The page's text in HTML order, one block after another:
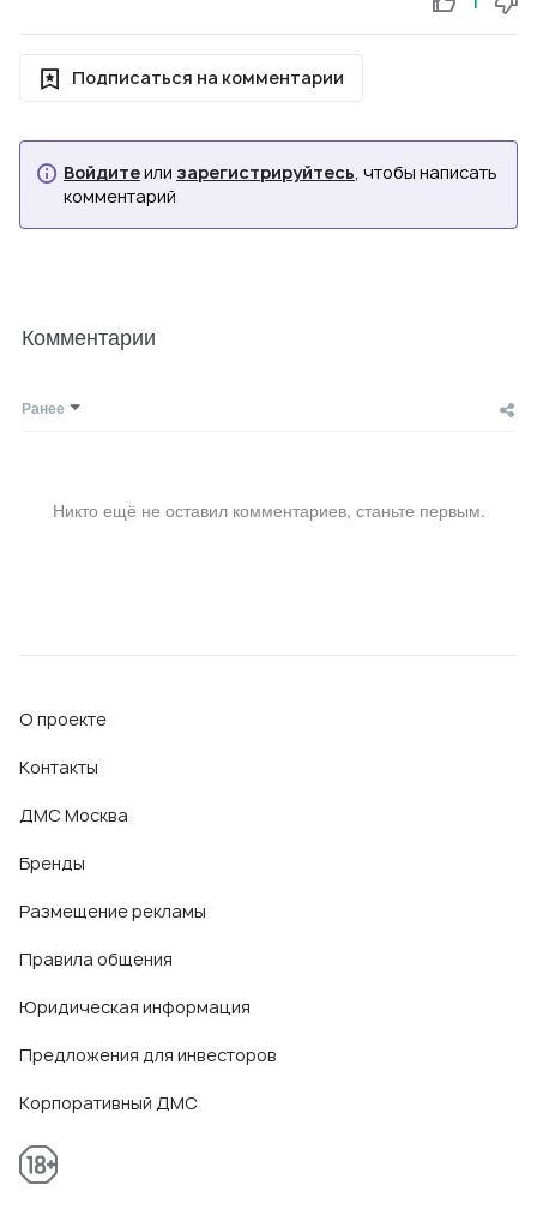
Подписаться на комментарии
Войдитеили зарегистрируйтесь, чтобы написать
комментарий
Комментарии
Ранее
Никто ещё не оставил комментариев, станьте первым.
О проекте
Контакты
ДМС Москва
Бренды
Размещение рекламы
Правила общения
Юридическая информация
Предложения для инвесторов
Корпоративный ДМС